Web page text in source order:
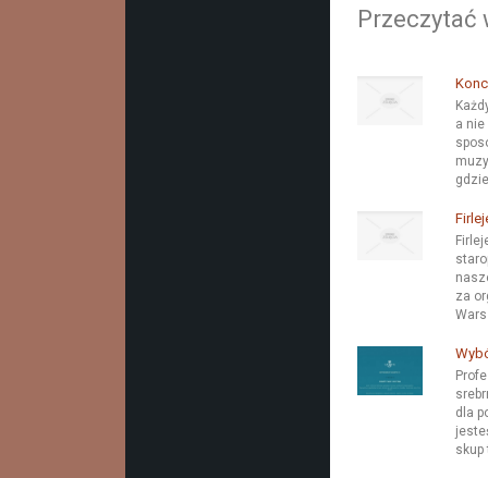
Przeczytać
a nie
za
dla
skup